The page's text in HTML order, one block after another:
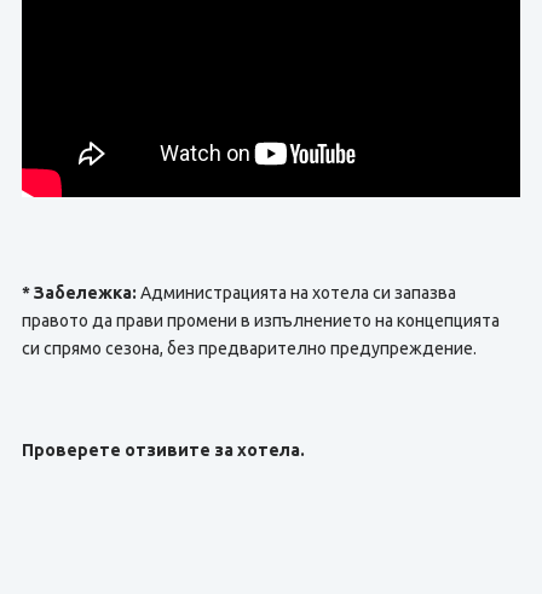
* Забележка: Администрацията на хотела си запазва
правото да прави промени в изпълнението на концепцията
си спрямо сезона, без предварително предупреждение.
Проверете отзивите за хотела.